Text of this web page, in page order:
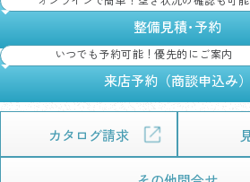
整備見積･予約
いつでも予約可能！優先的にご案内
来店予約（商談申込み）
カタログ請求